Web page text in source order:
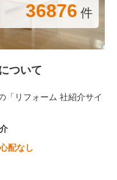
36876 件
ついて
「リフォーム 社紹介サイ
配なし